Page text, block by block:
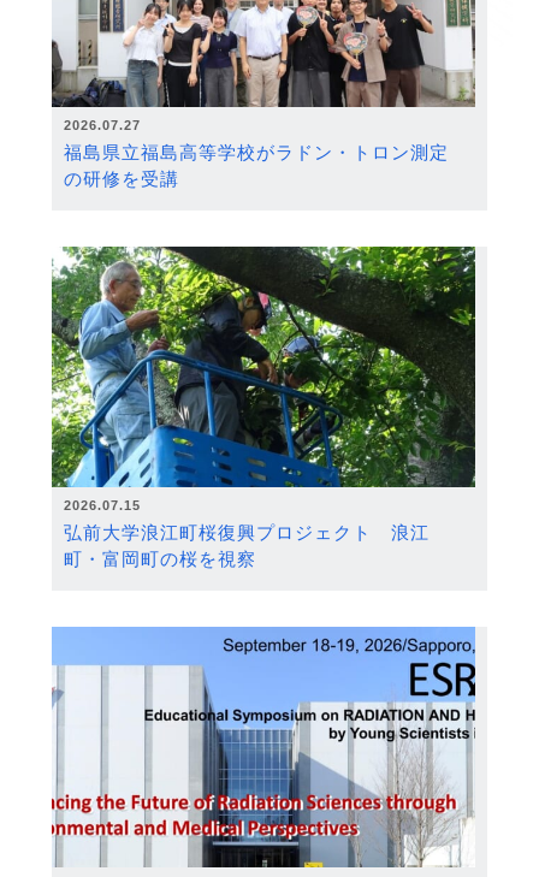
2026.07.27
福島県立福島高等学校がラドン・トロン測定
の研修を受講
2026.07.15
弘前大学浪江町桜復興プロジェクト 浪江
町・富岡町の桜を視察